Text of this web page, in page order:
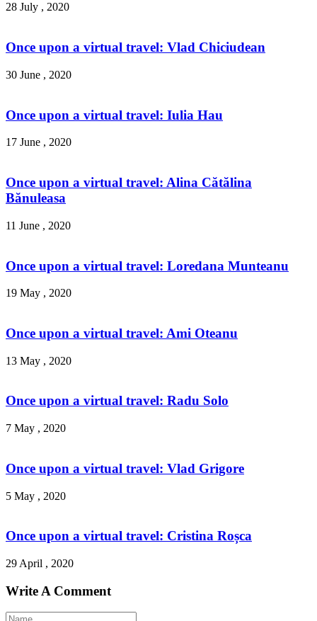
28 July , 2020
Once upon a virtual travel: Vlad Chiciudean
30 June , 2020
Once upon a virtual travel: Iulia Hau
17 June , 2020
Once upon a virtual travel: Alina Cătălina
Bănuleasa
11 June , 2020
Once upon a virtual travel: Loredana Munteanu
19 May , 2020
Once upon a virtual travel: Ami Oteanu
13 May , 2020
Once upon a virtual travel: Radu Solo
7 May , 2020
Once upon a virtual travel: Vlad Grigore
5 May , 2020
Once upon a virtual travel: Cristina Roșca
29 April , 2020
Write A Comment